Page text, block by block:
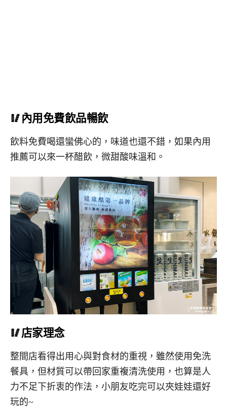
🥢內用免費飲品暢飲
飲料免費喝還蠻佛心的，味道也還不錯，如果內用
推薦可以來一杯醋飲，微甜酸味溫和。
🥢店家理念
整間店看得出用心與對食材的重視，雖然使用免洗
餐具，但材質可以帶回家重複清洗使用，也算是人
力不足下折衷的作法，小朋友吃完可以夾娃娃還好
玩的~